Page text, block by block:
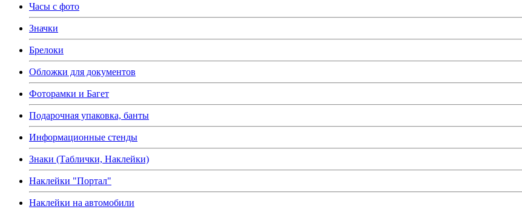
Часы с фото
Значки
Брелоки
Обложки для документов
Фоторамки и Багет
Подарочная упаковка, банты
Информационные стенды
Знаки (Таблички, Наклейки)
Наклейки "Портал"
Наклейки на автомобили